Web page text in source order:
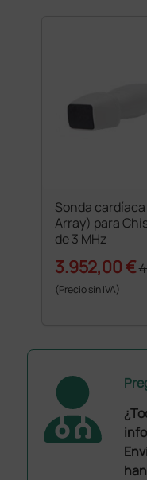
Sonda
Array) para
de 3 MHz
3.952,00 €
(Precio sin IVA)